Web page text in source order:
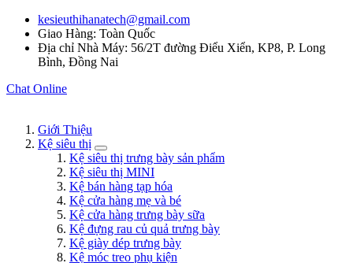
kesieuthihanatech@gmail.com
Giao Hàng: Toàn Quốc
Địa chỉ Nhà Máy: 56/2T đường Điểu Xiển, KP8, P. Long
Bình, Đồng Nai
Chat Online
Giới Thiệu
Kệ siêu thị
Kệ siêu thị trưng bày sản phẩm
Kệ siêu thị MINI
Kệ bán hàng tạp hóa
Kệ cửa hàng mẹ và bé
Kệ cửa hàng trưng bày sữa
Kệ đựng rau củ quả trưng bày
Kệ giày dép trưng bày
Kệ móc treo phụ kiện